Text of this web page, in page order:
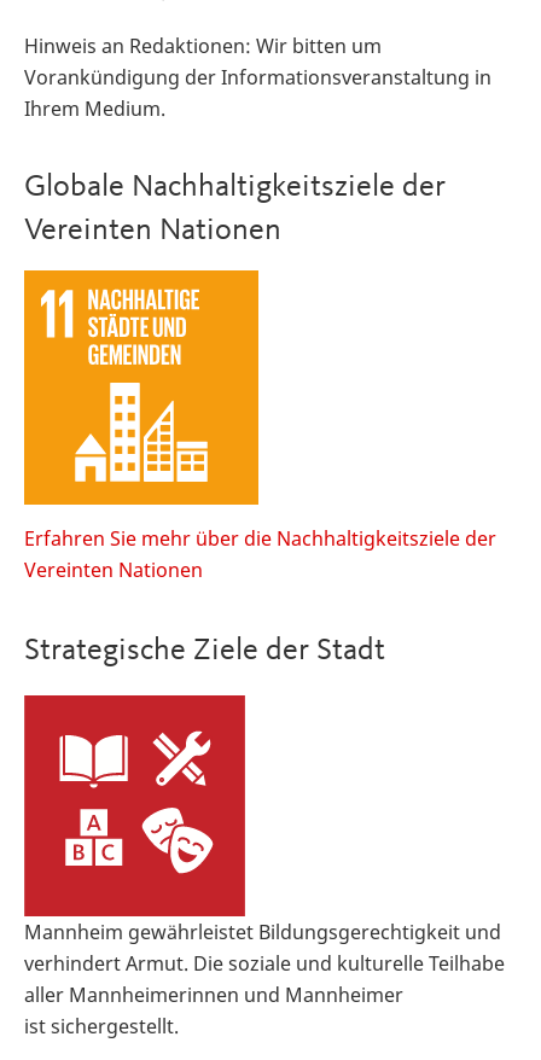
Hinweis an Redaktionen: Wir bitten um
Vorankündigung der Informationsveranstaltung in
Ihrem Medium.
Globale Nachhaltigkeitsziele der
Vereinten Nationen
Erfahren Sie mehr über die Nachhaltigkeitsziele der
Vereinten Nationen
Strategische Ziele der Stadt
Mannheim gewährleistet Bildungsgerechtigkeit und
verhindert Armut. Die soziale und kulturelle Teilhabe
aller Mannheimerinnen und Mannheimer
ist sichergestellt.